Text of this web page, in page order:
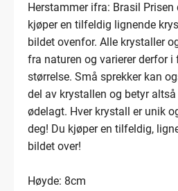
Herstammer ifra: Brasil Prisen
kjøper en tilfeldig lignende
bildet ovenfor. Alle krystaller
fra naturen og varierer derfor i
størrelse. Små sprekker kan
del av krystallen og betyr
ødelagt. Hver krystall er unik
deg! Du kjøper en tilfeldig,
bildet over!
Høyde: 8cm